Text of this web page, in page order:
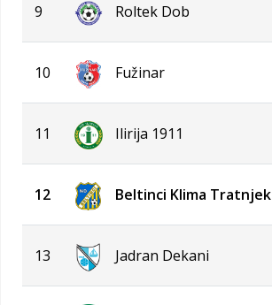
9 Roltek Dob
10 Fužinar
11 Ilirija 1911
12 Beltinci Klima Tratnjek
13 Jadran Dekani